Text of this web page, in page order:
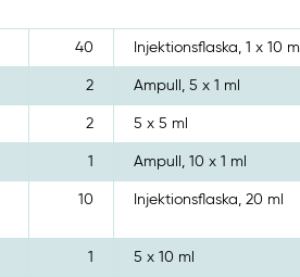
40 Injektionsflaska, 1 x 10 ml
2 Ampull, 5 x 1 ml
2 5 x 5 ml
1 Ampull, 10 x 1 ml
10 Injektionsflaska, 20 ml
1 5 x 10 ml